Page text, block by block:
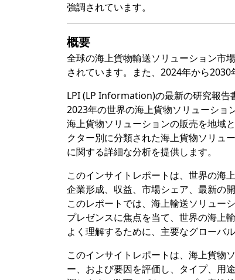
強調されています。
概要
全球の海上貨物輸送ソリューション市
されています。また、2024年から2030
LPI (LP Information)の最新の研究報告
2023年の世界の海上貨物ソリューショ
海上貨物ソリューションの販売を地域
クター別に分類された海上貨物ソリュ
に関する詳細な分析を提供します。
このインサイトレポートは、世界の海
企業形成、収益、市場シェア、最新の
このレポートでは、海上輸送ソリュー
プレゼンスに焦点を当て、世界の海上
よく理解するために、主要なグローバ
このインサイトレポートは、海上貨物
ー、および要因を評価し、タイプ、用